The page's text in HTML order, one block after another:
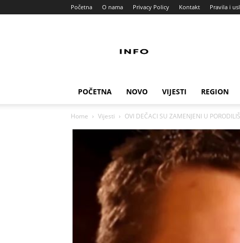
Početna O nama Privacy Policy Kontakt Pravila i
POČETNA NOVO VIJESTI REGION
Home Vijesti OVI DEČACI SU ZAMENJENI U